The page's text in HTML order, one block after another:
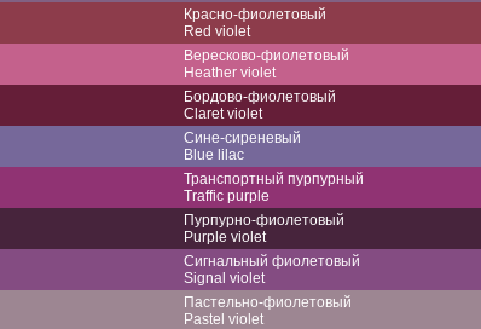
Красно-фиолетовый
Red violet
Вересково-фиолетовый
Heather violet
Бордово-фиолетовый
Claret violet
Сине-сиреневый
Blue lilac
Транспортный пурпурный
Traffic purple
Пурпурно-фиолетовый
Purple violet
Сигнальный фиолетовый
Signal violet
Пастельно-фиолетовый
Pastel violet